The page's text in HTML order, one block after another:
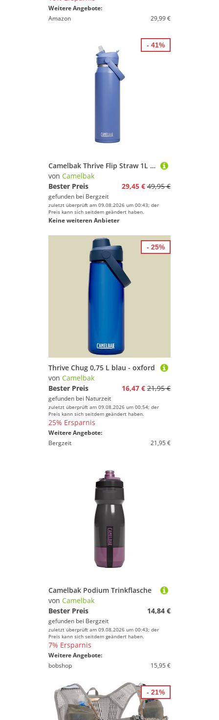
Weitere Angebote:
Amazon
29,99 €
Camelbak Thrive Flip Straw 1L Isolierflasche
von Camelbak
Bester Preis
29,45 € 49,95 €
gefunden bei Bergzeit
zuletzt überprüft am 09.08.2026 um 00:43; der
Preis kann sich seitdem geändert haben.
Keine weiteren Anbieter
- 41%
Thrive Chug 0,75 L blau - oxford
von Camelbak
Bester Preis
16,47 € 21,95 €
gefunden bei Naturzeit
zuletzt überprüft am 09.08.2026 um 00:54; der
Preis kann sich seitdem geändert haben.
25% Ersparnis
Weitere Angebote:
Bergzeit
21,95 €
- 25%
Camelbak Podium Trinkflasche
von Camelbak
Bester Preis
14,84 €
gefunden bei Bergzeit
zuletzt überprüft am 09.08.2026 um 00:43; der
Preis kann sich seitdem geändert haben.
7% Ersparnis
Weitere Angebote:
bobshop
15,95 €
- 21%